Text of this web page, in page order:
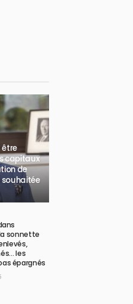
être
capitaux
de
la sonnette
les
épargnés